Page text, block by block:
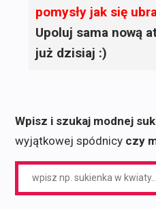
pomysły jak się
Upoluj sama nową
już dzisiaj :)
Wpisz i szukaj modnej
wyjątkowej spódnicy czy